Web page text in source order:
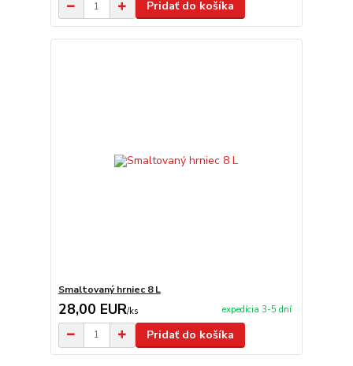
Pridať do košíka
Smaltovaný hrniec 8 L
28,00 EUR/ks expedícia 3-5 dní
Pridať do košíka